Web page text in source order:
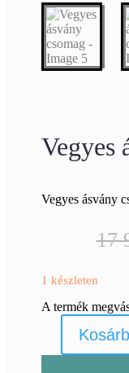
Vegyes
Vegyes ásvány
17
1 készleten
A termék
ásvány